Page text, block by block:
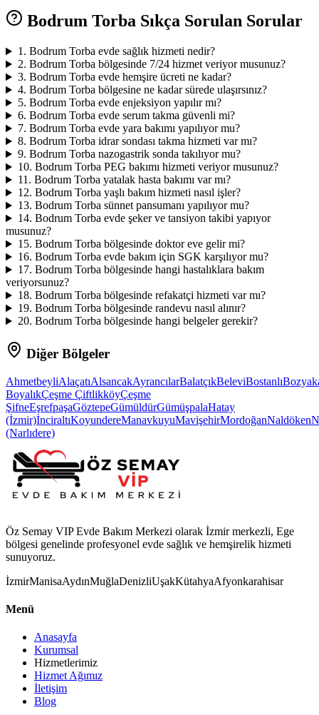
Bodrum Torba Sıkça Sorulan Sorular
1 . Bodrum Torba evde sağlık hizmeti nedir?
2. Bodrum Torba bölgesinde 7/24 hizmet veriyor musunuz?
3. Bodrum Torba evde hemşire ücreti ne kadar?
4. Bodrum Torba bölgesine ne kadar sürede ulaşırsınız?
5. Bodrum Torba evde enjeksiyon yapılır mı?
6. Bodrum Torba evde serum takma güvenli mi?
7. Bodrum Torba evde yara bakımı yapılıyor mu?
8. Bodrum Torba idrar sondası takma hizmeti var mı?
9. Bodrum Torba nazogastrik sonda takılıyor mu?
10. Bodrum Torba PEG bakımı hizmeti veriyor musunuz?
11 . Bodrum Torba yatalak hasta bakımı var mı?
12. Bodrum Torba yaşlı bakım hizmeti nasıl işler?
13. Bodrum Torba sünnet pansumanı yapılıyor mu?
14. Bodrum Torba evde şeker ve tansiyon takibi yapıyor
musunuz?
15. Bodrum Torba bölgesinde doktor eve gelir mi?
16. Bodrum Torba evde bakım için SGK karşılıyor mu?
17. Bodrum Torba bölgesinde hangi hastalıklara bakım
veriyorsunuz?
18. Bodrum Torba bölgesinde refakatçi hizmeti var mı?
19. Bodrum Torba bölgesinde randevu nasıl alınır?
20. Bodrum Torba bölgesinde hangi belgeler gerekir?
Diğer Bölgeler
AhmetbeyliAlaçatıAlsancakAyrancılarBalatçıkBeleviBostanlı
BoyalıkÇeşme ÇiftlikköyÇeşme
ŞifneEşrefpaşaGöztepeGümüldürGümüşpalaHatay
(İzmir)İnciraltıKoyundereManavkuyuMavişehirMordoğanNaldöken
(Narlıdere)
Öz Semay VIP Evde Bakım Merkezi olarak İzmir merkezli, Ege
bölgesi genelinde profesyonel evde sağlık ve hemşirelik hizmeti
sunuyoruz.
İzmirManisaAydınMuğlaDenizliUşakKütahyaAfyonkarahisar
Menü
Anasayfa
Kurumsal
Hizmetlerimiz
Hizmet Ağımız
İletişim
Blog